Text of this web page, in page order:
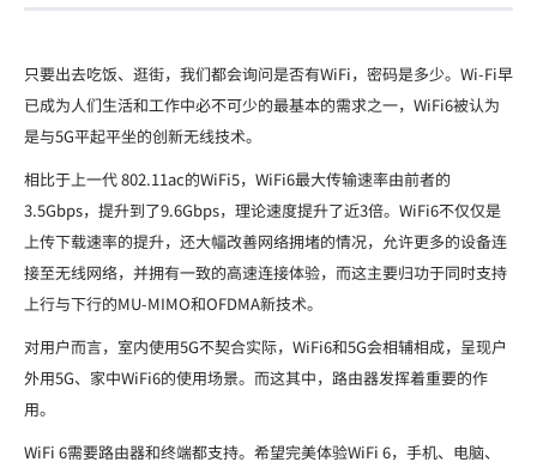
只要出去吃饭、逛街，我们都会询问是否有WiFi，密码是多少。Wi-Fi早
已成为人们生活和工作中必不可少的最基本的需求之一，WiFi6被认为
是与5G平起平坐的创新无线技术。
相比于上一代 802.11ac的WiFi5，WiFi6最大传输速率由前者的
3.5Gbps，提升到了9.6Gbps，理论速度提升了近3倍。WiFi6不仅仅是
上传下载速率的提升，还大幅改善网络拥堵的情况，允许更多的设备连
接至无线网络，并拥有一致的高速连接体验，而这主要归功于同时支持
上行与下行的MU-MIMO和OFDMA新技术。
对用户而言，室内使用5G不契合实际，WiFi6和5G会相辅相成，呈现户
外用5G、家中WiFi6的使用场景。而这其中，路由器发挥着重要的作
用。
WiFi 6需要路由器和终端都支持。希望完美体验WiFi 6，手机、电脑、